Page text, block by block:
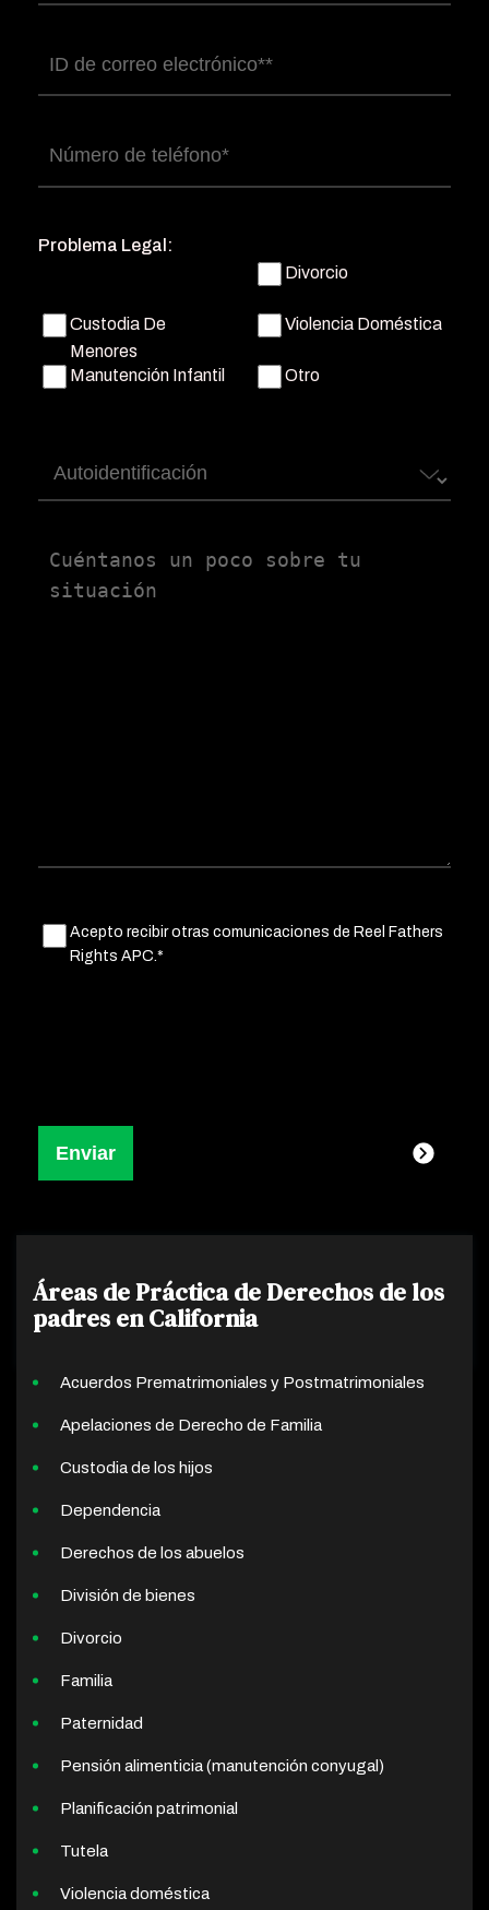
Correo
electrónico(Obligatorio)
Número
de
Problema Legal:
Divorcio
Custodia De
Menores
Violencia Doméstica
Manutención Infantil Otro
Autoidentificación
Untitled
Untitled(Obligatorio)
Acepto recibir otras comunicaciones de Reel Fathers
Rights APC.*
Áreas de Práctica de Derechos de los
padres en California
Acuerdos Prematrimoniales y Postmatrimoniales
Apelaciones de Derecho de Familia
Custodia de los hijos
Dependencia
Derechos de los abuelos
División de bienes
Divorcio
Familia
Paternidad
Pensión alimenticia (manutención conyugal)
Planificación patrimonial
Tutela
Violencia doméstica